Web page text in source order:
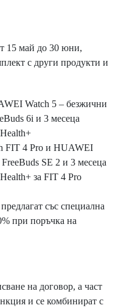
15 май до 30 юни,
с други продукти и
Watch 5 – безжични
6i и 3 месеца
FIT 4 Pro и HUAWEI
SE 2 и 3 месеца
за FIT 4 Pro
със специална
при поръчка на
на договор, а част
и се комбинират с